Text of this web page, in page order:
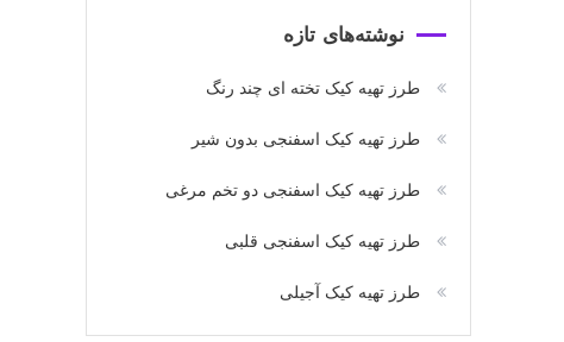
نوشته‌های تازه
طرز تهیه کیک تخته ای چند رنگ
طرز تهیه کیک اسفنجی بدون شیر
طرز تهیه کیک اسفنجی دو تخم مرغی
طرز تهیه کیک اسفنجی قلبی
طرز تهیه کیک آجیلی